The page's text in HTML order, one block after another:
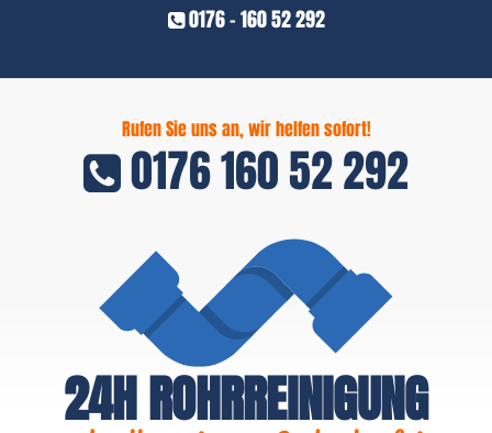
0176 - 160 52 292
Rufen Sie uns an, wir helfen sofort!
0176 160 52 292
24H ROHRREINIGUNG